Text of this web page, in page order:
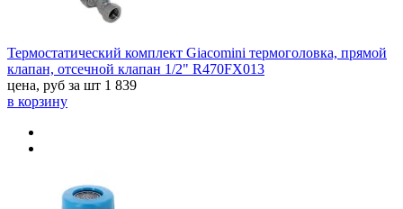
Термостатический комплект Giacomini термоголовка, прямой
клапан, отсечной клапан 1/2" R470FX013
цена, руб за шт 1 839
в корзину